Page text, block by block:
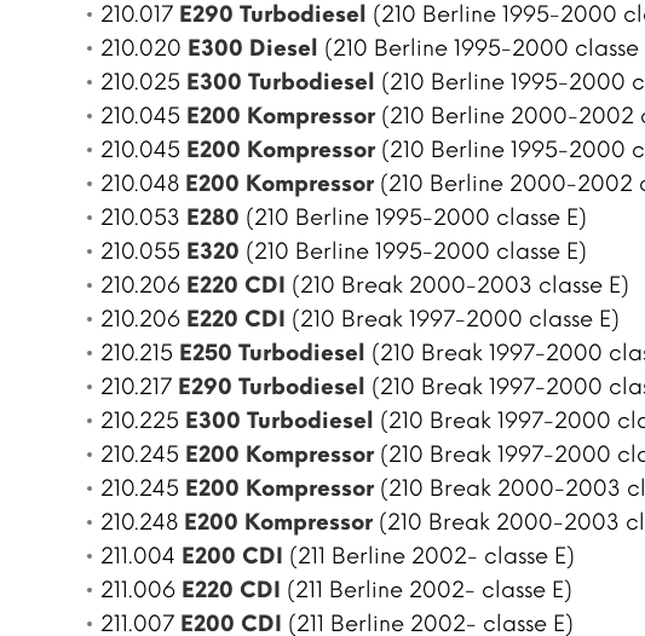
210.017 E290 Turbodiesel (210 Berline 1995-2000
210.020 E300 Diesel (210 Berline 1995-2000 classe
210.025 E300 Turbodiesel (210 Berline 1995-2000
210.045 E200 Kompressor (210 Berline 2000-2002
210.045 E200 Kompressor (210 Berline 1995-2000
210.048 E200 Kompressor (210 Berline 2000-2002
210.053 E280 (210 Berline 1995-2000 classe E)
210.055 E320 (210 Berline 1995-2000 classe E)
210.206 E220 CDI (210 Break 2000-2003 classe E)
210.206 E220 CDI (210 Break 1997-2000 classe E)
210.215 E250 Turbodiesel (210 Break 1997-2000
210.217 E290 Turbodiesel (210 Break 1997-2000
210.225 E300 Turbodiesel (210 Break 1997-2000
210.245 E200 Kompressor (210 Break 1997-2000
210.245 E200 Kompressor (210 Break 2000-2003
210.248 E200 Kompressor (210 Break 2000-2003
211.004 E200 CDI (211 Berline 2002- classe E)
211.006 E220 CDI (211 Berline 2002- classe E)
211.007 E200 CDI (211 Berline 2002- classe E)